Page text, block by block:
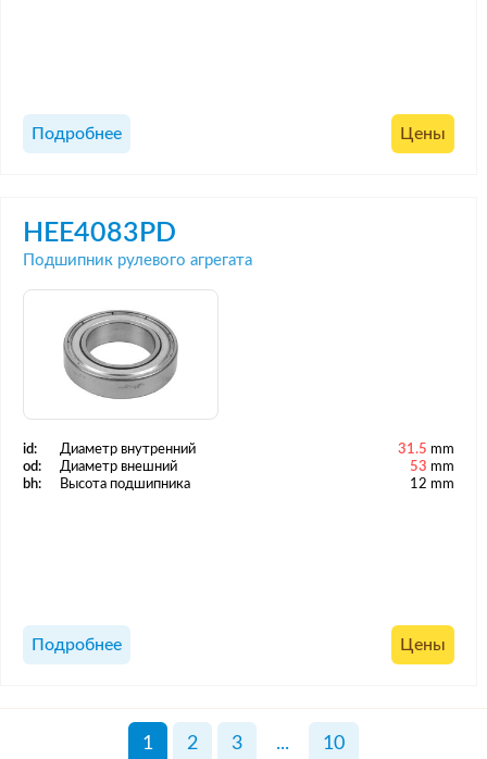
Подробнее Цены
HEE4083PD
Подшипник рулевого агрегата
id: Диаметр внутренний 31.5 mm
od:
Диаметр внешний 53 mm
bh:
Высота подшипника 12 mm
Подробнее Цены
1 2 3 ... 10